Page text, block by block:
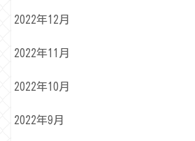
2022年12月
2022年11月
2022年10月
2022年9月